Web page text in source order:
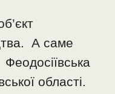
А саме
області.